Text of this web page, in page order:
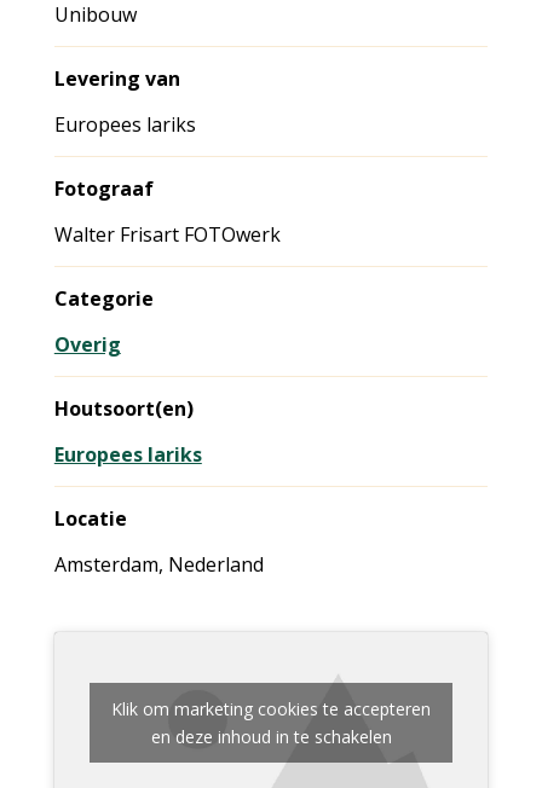
Unibouw
Levering van
Europees lariks
Fotograaf
Walter Frisart FOTOwerk
Categorie
Overig
Houtsoort(en)
Europees lariks
Locatie
Amsterdam, Nederland
Klik om marketing cookies te accepteren
en deze inhoud in te schakelen